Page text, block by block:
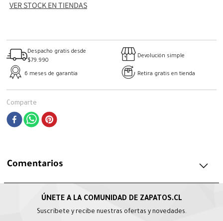
VER STOCK EN TIENDAS
Despacho gratis desde
$79.990
Devolución simple
6 meses de garantía Retira gratis en tienda
Comparte
Comentarios
Suscríbete y recibe nuestras ofertas y novedades.